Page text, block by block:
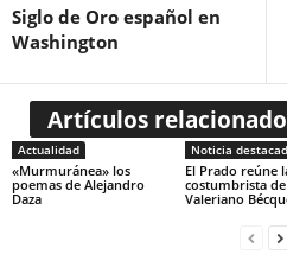
Siglo de Oro español en
Washington
Artículos
Actualidad
«Murmuránea» los
poemas de Alejandro
Daza
Noticia
El Prado reúne
costumbrista de
Valeriano